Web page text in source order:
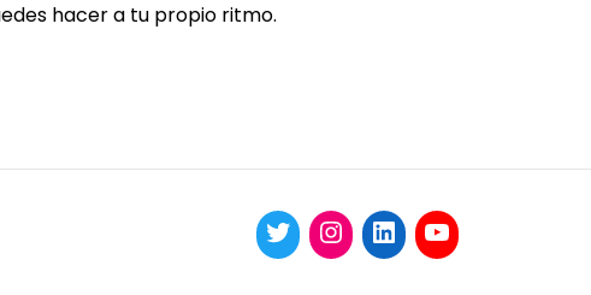
hacer a tu propio ritmo.